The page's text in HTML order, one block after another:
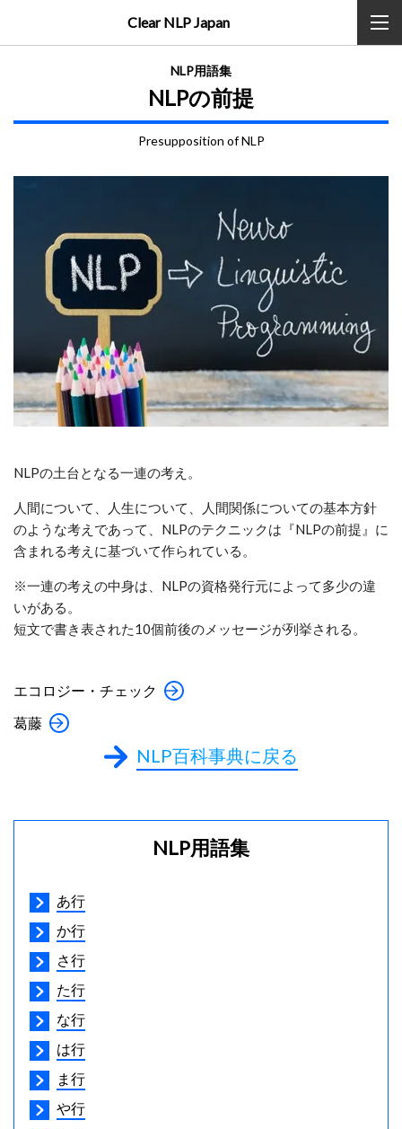
Clear NLP Japan
NLP用語集
NLPの前提
Presupposition of NLP
NLPの土台となる一連の考え。
人間について、人生について、人間関係についての基本方針
のような考えであって、NLPのテクニックは『NLPの前提』に
含まれる考えに基づいて作られている。
※一連の考えの中身は、NLPの資格発行元によって多少の違
いがある。
短文で書き表された10個前後のメッセージが列挙される。
エコロジー・チェック
葛藤
NLP百科事典に戻る
NLP用語集
あ行
か行
さ行
た行
な行
は行
ま行
や行